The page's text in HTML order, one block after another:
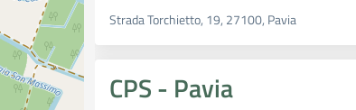
Strada Torchietto, 19, 27100, Pavia
CPS - Pavia